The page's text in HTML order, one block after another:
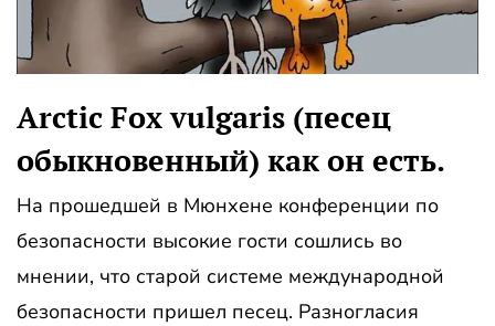
Arctic Fox vulgaris (песец
обыкновенный) как он есть.
На прошедшей в Мюнхене конференции по
безопасности высокие гости сошлись во
мнении, что старой системе международной
безопасности пришел песец. Разногласия